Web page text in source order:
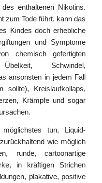
enthaltenen Nikotins.
zum Tode führt, kann das
Kindes doch erhebliche
und Symptome
chemisch gefertigten
Schwindel,
ansonsten in jedem Fall
sollte), Kreislaufkollaps,
Krämpfe und sogar
tun, Liquid-
wie möglich
runde, cartoonartige
in kräftigen Strichen
plakative, positive